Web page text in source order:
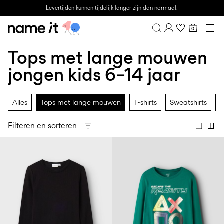
Levertijden kunnen tijdelijk langer zijn dan normaal.
Overzicht
Bestelgeschiedenis
Profiel
Verlanglijstje
FAQ
0
MINI 1½–8 JAAR
KIDS 6–14 JAAR
TEEN
SALE
BRANDS
Approved
Back
Essentials
voor
Lotto
Sport
Clogs
Tops met lange mouwen
jongen kids 6–14 jaar
Alles Tops met lange mouwen T-shirts Sweatshirts
Filteren en sorteren